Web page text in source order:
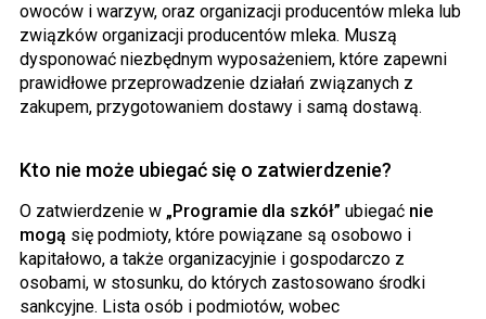
owoców i warzyw, oraz organizacji producentów mleka lub
związków organizacji producentów mleka. Muszą
dysponować niezbędnym wyposażeniem, które zapewni
prawidłowe przeprowadzenie działań związanych z
zakupem, przygotowaniem dostawy i samą dostawą.
Kto nie może ubiegać się o zatwierdzenie?
O zatwierdzenie w „Programie dla szkół” ubiegać nie
mogą się podmioty, które powiązane są osobowo i
kapitałowo, a także organizacyjnie i gospodarczo z
osobami, w stosunku, do których zastosowano środki
sankcyjne. Lista osób i podmiotów, wobec